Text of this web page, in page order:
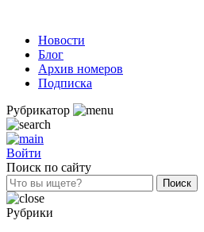
Новости
Блог
Архив номеров
Подписка
Рубрикатор
Войти
Поиск по сайту
Рубрики